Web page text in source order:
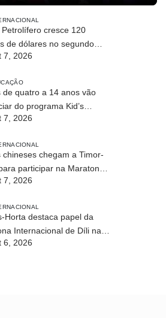
Petrolífero cresce 120
de dólares no segundo
7, 2026
de quatro a 14 anos vão
do programa Kid’s
7, 2026
chineses chegam a Timor-
participar na Maratona
de Díli 2026
7, 2026
Horta destaca papel da
Internacional de Díli na
da juventude
6, 2026